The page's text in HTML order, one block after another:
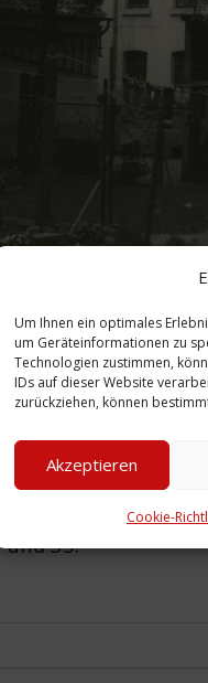
Um Ihnen ein optimales
um Geräteinformationen zu
Technologien zustimmen,
IDs auf dieser Website
zurückziehen, können
Akzeptieren
Cookie-
Von dem
nur zwei
35.